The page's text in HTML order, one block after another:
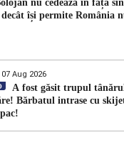
nu cedează în fața
își permite România
07 Aug 2026
A fost găsit trupul
Bărbatul intrase cu